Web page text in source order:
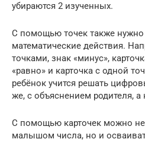
убираются 2 изученных.
С помощью точек также
математические действия.
точками, знак «минус»,
«равно» и карточка с одной
ребёнок учится решать
же, с объяснением родителя, а
С помощью карточек можно не
малышом числа, но и